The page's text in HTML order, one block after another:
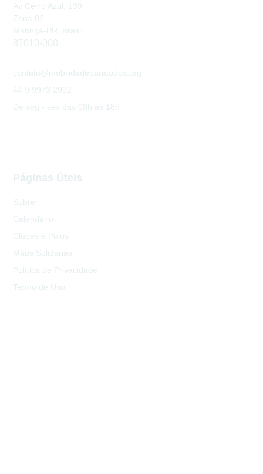
Páginas Úteis
Sobre
Calendário
Clubes e Polos
Mãos Solidárias
Política de Privacidade
Termo de Uso
Av Cerro Azul, 199
Zona 02
Maringá-PR, Brasil
87010-000
contato@mobilidadeparatodos.org
44 9 9973 2992
De seg - sex das 08h às 18h